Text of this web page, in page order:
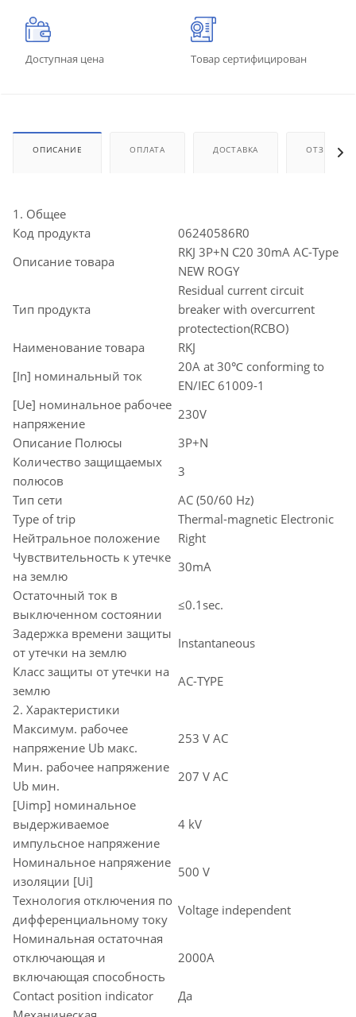
Доступная цена Товар сертифицирован
ОПИСАНИЕ ОПЛАТА ДОСТАВКА ОТЗЫВЫ
1. Общее
Код продукта
06240586R0
Описание товара
RKJ 3P+N C20 30mA AC-Type
NEW ROGY
Тип продукта
Residual current circuit
breaker with overcurrent
protectection(RCBO)
Наименование товара
RKJ
[In] номинальный ток
20A at 30℃ conforming to
EN/IEC 61009-1
[Ue] номинальное рабочее
напряжение
230V
Описание Полюсы
3P+N
Количество защищаемых
полюсов
3
Тип сети
AC (50/60 Hz)
Type of trip
Thermal-magnetic Electronic
Нейтральное положение
Right
Чувствительность к утечке
на землю
30mA
Остаточный ток в
выключенном состоянии
≤0.1sec.
Задержка времени защиты
от утечки на землю
Instantaneous
Класс защиты от утечки на
землю
AC-TYPE
2. Характеристики
Максимум. рабочее
напряжение Ub макс.
253 V AC
Мин. рабочее напряжение
Ub мин.
207 V AC
[Uimp] номинальное
выдерживаемое
импульсное напряжение
4 kV
Номинальное напряжение
изоляции [Ui]
500 V
Технология отключения по
дифференциальному току
Voltage independent
Номинальная остаточная
отключающая и
включающая способность
2000A
Contact position indicator
Да